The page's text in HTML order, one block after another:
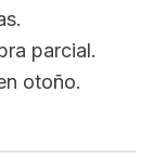
parcial.
otoño.